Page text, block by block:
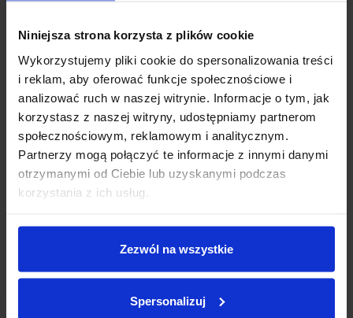
Niniejsza strona korzysta z plików cookie
Wykorzystujemy pliki cookie do spersonalizowania treści
i reklam, aby oferować funkcje społecznościowe i
analizować ruch w naszej witrynie. Informacje o tym, jak
korzystasz z naszej witryny, udostępniamy partnerom
społecznościowym, reklamowym i analitycznym.
Partnerzy mogą połączyć te informacje z innymi danymi
otrzymanymi od Ciebie lub uzyskanymi podczas
korzystania z ich usług.
Zezwól na wszystkie
Spersonalizuj
Peony 129g
Glade Luscious Cherry & Peony
Otocz się romantyczną atmosferą soczystej woni czerwonych
owocówflirtujących z odważną, kwiatową nutą. Poczuj idealną
harmonię tworzoną przez relaksujący aromat
białego drewna i
kremowego piżma.
Przedstawiamy nasze najnowsze świece zapachowe Glade.
Poczuj pozytywną energię w twoim pomieszczeniu dzięki
świeżym, oryginalnym zapachom, który zostały zaprojektowane
tak, aby łaskotać Twoją zabawną stronę i